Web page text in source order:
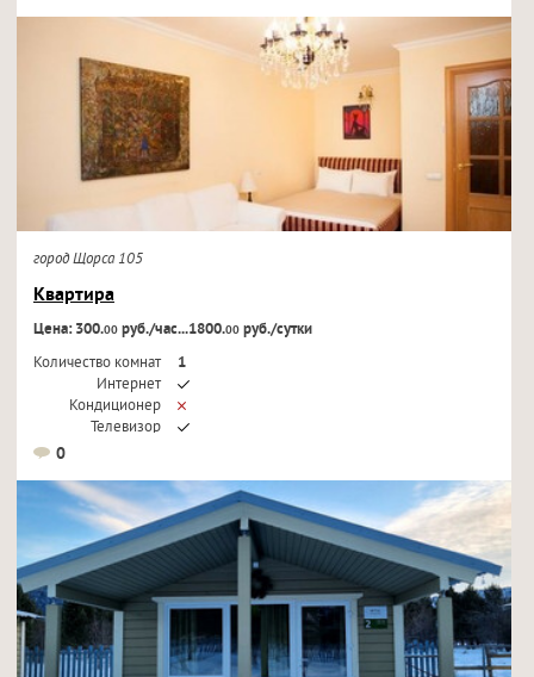
город Щорса 105
Квартира
Цена: 300.00руб./час...1800.00руб./сутки
Количество комнат
1
Интернет
Кондиционер
Телевизор
0